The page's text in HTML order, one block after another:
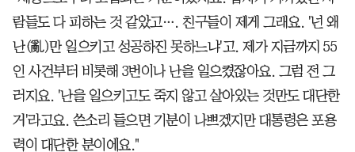
람들도 다 피하는 것 같았고…. 친구들이 제게 그래요. '넌 왜
난(亂)만 일으키고 성공하진 못하느냐'고. 제가 지금까지 55
인 사건부터 비롯해 3번이나 난을 일으켰잖아요. 그럼 전 그
러지요. '난을 일으키고도 죽지 않고 살아있는 것만도 대단한
거'라고요. 쓴소리 들으면 기분이 나쁘겠지만 대통령은 포용
력이 대단한 분이에요."